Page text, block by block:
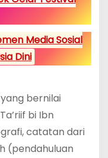
Media Sosial
Dini
bernilai
bi Ibn
catatan dari
(pendahuluan